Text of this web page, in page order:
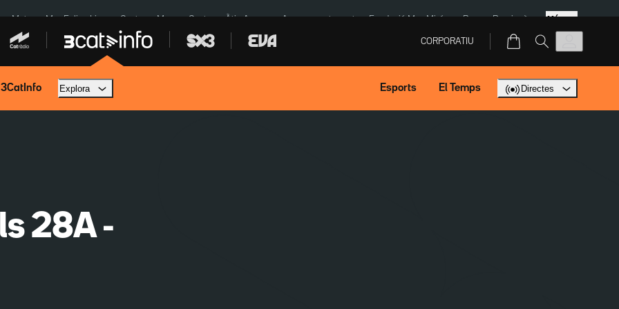
a Meta Mor Felipe Lipe Ceuta Menors Ceuta Àtic Ayuso Aparcament agost Fundació Mas Miró eBay Perpinyà Més
CORPORATIU
3CatInfo Explora Esports El Temps Directes
28A -